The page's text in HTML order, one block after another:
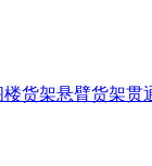
楼货架悬臂货架贯